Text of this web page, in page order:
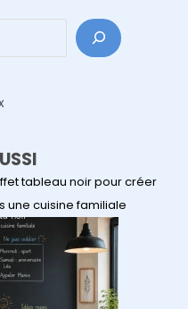
tableau noir pour créer
une cuisine familiale